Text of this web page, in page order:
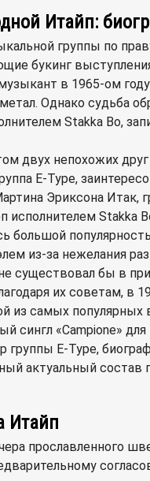
Итайп:
группы по
букинг
в 1965-ом
Однако судьба
Stakka Bo,
непохожих друг
E-Type,
Эриксона Итак,
исполнителем
большой
из-за нежелания
существовал бы в
их советам,
из самых популярных
сингл «Campione»
группы E-Type,
актуальный
Итайп
прославленного